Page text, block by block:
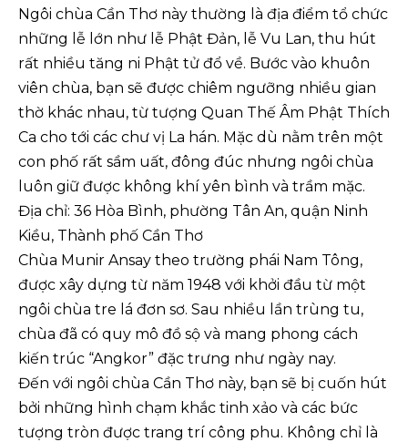
Ngôi chùa Cần Thơ này thường là địa điểm tổ chức
những lễ lớn như lễ Phật Đản, lễ Vu Lan, thu hút
rất nhiều tăng ni Phật tử đổ về. Bước vào khuôn
viên chùa, bạn sẽ được chiêm ngưỡng nhiều gian
thờ khác nhau, từ tượng Quan Thế Âm Phật Thích
Ca cho tới các chư vị La hán. Mặc dù nằm trên một
con phố rất sầm uất, đông đúc nhưng ngôi chùa
luôn giữ được không khí yên bình và trầm mặc.
Địa chỉ: 36 Hòa Bình, phường Tân An, quận Ninh
Kiều, Thành phố Cần Thơ
Chùa Munir Ansay theo trường phái Nam Tông,
được xây dựng từ năm 1948 với khởi đầu từ một
ngôi chùa tre lá đơn sơ. Sau nhiều lần trùng tu,
chùa đã có quy mô đồ sộ và mang phong cách
kiến trúc “Angkor” đặc trưng như ngày nay.
Đến với ngôi chùa Cần Thơ này, bạn sẽ bị cuốn hút
bởi những hình chạm khắc tinh xảo và các bức
tượng tròn được trang trí công phu. Không chỉ là